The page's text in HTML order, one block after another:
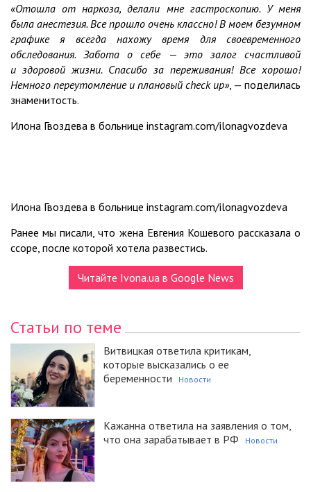
«Отошла от наркоза, делали мне гастроскопию. У меня
была анестезия. Все прошло очень классно! В моем безумном
графике я всегда нахожу время для своевременного
обследования. Забота о себе — это залог счастливой
и здоровой жизни. Спасибо за переживания! Все хорошо!
Немного переутомление и плановый check up», — поделилась
знаменитость.
Илона Гвоздева в больнице instagram.com/ilonagvozdeva
Илона Гвоздева в больнице instagram.com/ilonagvozdeva
Ранее мы писали, что жена Евгения Кошевого рассказала о
ссоре, после которой хотела развестись.
Читайте Ivona.ua в Google News
Статьи по теме
Витвицкая ответила критикам,
которые высказались о ее
беременности
Новости
Кажанна ответила на заявления о том,
что она зарабатывает в РФ
Новости